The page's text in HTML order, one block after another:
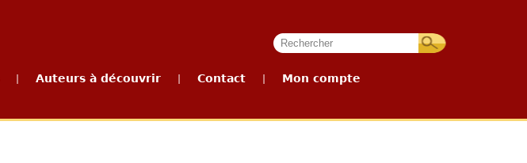
Auteurs à découvrir Contact Mon compte